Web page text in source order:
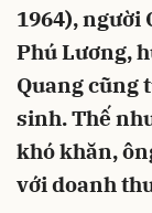
1964), người
Phú Lương,
Quang cũng
sinh. Thế
khó khăn,
với doanh